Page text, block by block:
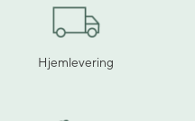
Hjemlevering